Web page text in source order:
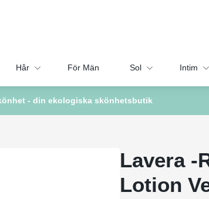
Hår För Män Sol Intim
- din ekologiska skönhetsbutik
Lavera -
Lotion